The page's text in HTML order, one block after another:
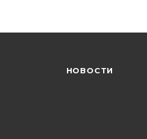
НОВОСТИ